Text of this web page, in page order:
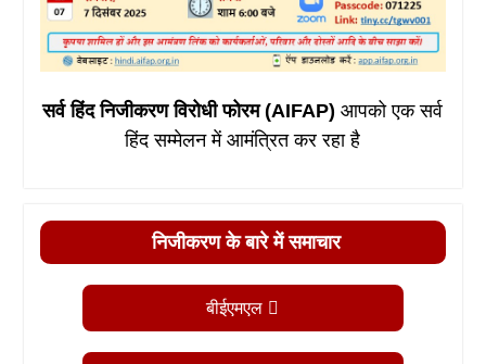
सर्व हिंद निजीकरण विरोधी फोरम (AIFAP)आपको एक सर्व
हिंद सम्मेलन में आमंत्रित कर रहा है
निजीकरण के बारे में समाचार
बीईएमएल